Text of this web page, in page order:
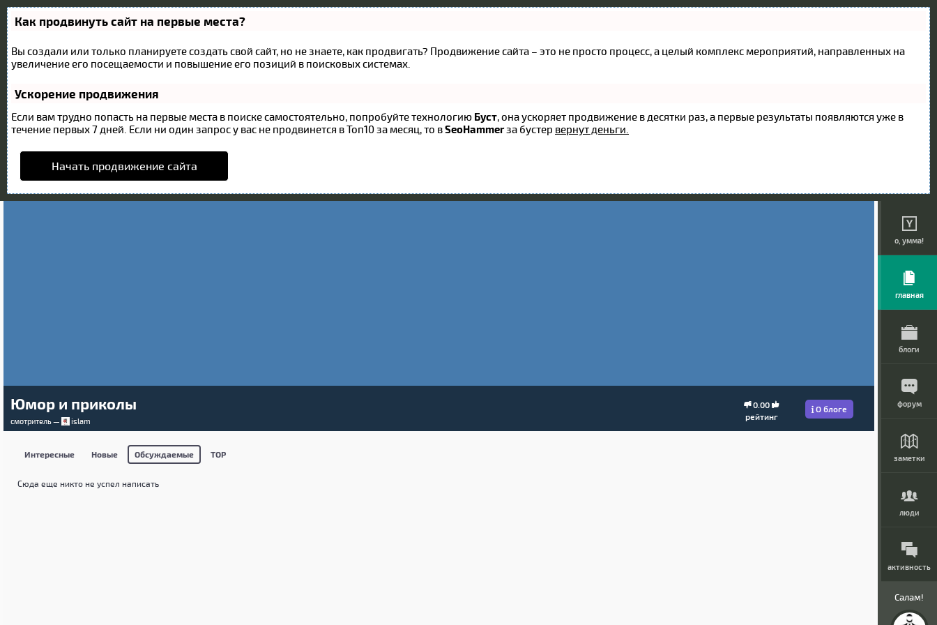
Как продвинуть сайт на первые места?
Вы создали или только планируете создать свой сайт, но не знаете, как продвигать? Продвижение сайта – это не просто процесс, а целый комплекс мероприятий, направленных на
увеличение его посещаемости и повышение его позиций в поисковых системах.
Ускорение продвижения
Если вам трудно попасть на первые места в поиске самостоятельно, попробуйте технологию Буст, она ускоряет продвижение в десятки раз, а первые результаты появляются уже в
течение первых 7 дней. Если ни один запрос у вас не продвинется в Топ10 за месяц, то вSeoHammerза бустер вернут деньги.
Начать продвижение сайта
о, умма!
главная
блоги
форум
заметки
люди
активность
Салам!
Юмор и приколы
смотритель — islam
О блоге
0.00
рейтинг
Интересные Новые Обсуждаемые TOP
Сюда еще никто не успел написать